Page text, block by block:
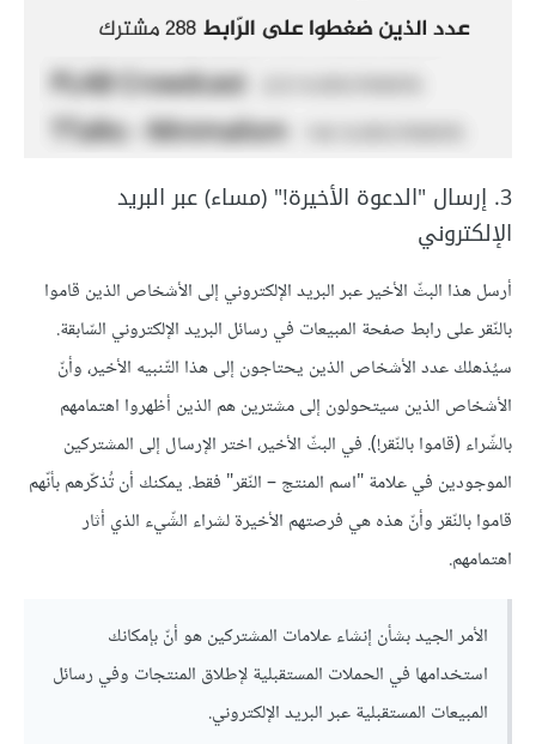
3. إرسال "الدعوة الأخيرة!" (مساء) عبر البريد
الإلكتروني
أرسل هذا البثّ الأخير عبر البريد الإلكتروني إلى الأشخاص الذين قاموا
بالنّقر على رابط صفحة المبيعات في رسائل البريد الإلكتروني السّابقة.
سيُذهلك عدد الأشخاص الذين يحتاجون إلى هذا التّنبيه الأخير، وأنّ
الأشخاص الذين سيتحولون إلى مشترين هم الذين أظهروا اهتمامهم
بالشّراء (قاموا بالنّقر!). في البثّ الأخير، اختر الإرسال إلى المشتركين
الموجودين في علامة "اسم المنتج – النّقر" فقط. يمكنك أن تُذكّرهم بأنّهم
قاموا بالنّقر وأنّ هذه هي فرصتهم الأخيرة لشراء الشّيء الذي أثار
اهتمامهم.
الأمر الجيد بشأن إنشاء علامات المشتركين هو أنّ بإمكانك
استخدامها في الحملات المستقبلية لإطلاق المنتجات وفي رسائل
المبيعات المستقبلية عبر البريد الإلكتروني.